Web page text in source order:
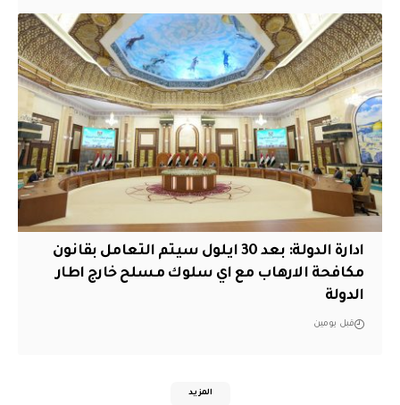
ادارة الدولة: بعد 30 ايلول سيتم التعامل بقانون
مكافحة الارهاب مع اي سلوك مسلح خارج اطار
الدولة
قبل يومين
المزيد